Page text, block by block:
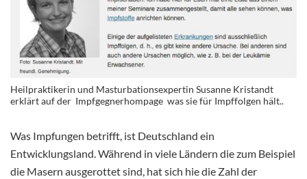
Heilpraktikerin und Masturbationsexpertin Susanne Kristandt
erklärt auf der Impfgegnerhompage was sie für Impffolgen hält..
Was Impfungen betrifft, ist Deutschland ein
Entwicklungsland. Während in viele Ländern die zum Beispiel
die Masern ausgerottet sind, hat sich hie die Zahl der